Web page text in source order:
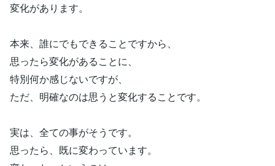
変化があります。
本来、誰にでもできることですから、
思ったら変化があることに、
特別何か感じないですが、
ただ、明確なのは思うと変化することです。
実は、全ての事がそうです。
思ったら、既に変わっています。